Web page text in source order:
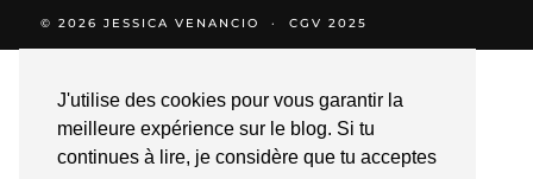
J'utilise des cookies pour vous garantir la
meilleure expérience sur le blog. Si tu
continues à lire, je considère que tu acceptes
© 2026 JESSICA VENANCIO CGV 2025